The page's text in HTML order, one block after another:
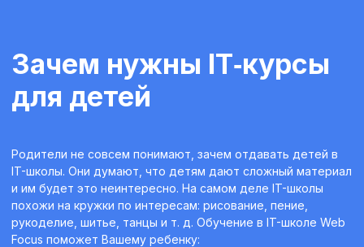
Зачем нужны IT‑курсы
для детей
Родители не совсем понимают, зачем отдавать детей в
IT-школы. Они думают, что детям дают сложный материал
и им будет это неинтересно. На самом деле IT-школы
похожи на кружки по интересам: рисование, пение,
рукоделие, шитье, танцы и т. д. Обучение в IT-школе Web
Focus поможет Вашему ребенку: